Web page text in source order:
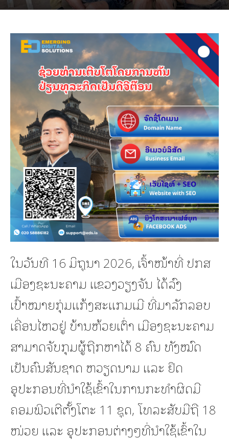
ໃນວັນທີ 16 ມິຖຸນາ 2026, ເຈົ້າໜ້າທີ່ ປກສ
ເມືອງຊະນະຄາມ ແຂວງວຽງຈັນ ໄດ້ລົງ
ເປົ້າໝາຍກຸ່ມແກ້ງສະແກມເມີ ທີ່ມາລັກລອບ
ເຄື່ອນໄຫວຢູ່ ບ້ານຫ້ວຍເຕົ່າ ເມືອງຊະນະຄາມ
ສາມາດຈັບກຸມຜູ້ຖືກຫາໄດ້ 8 ຄົນ ທັງໝົດ
ເປັນຄົນສັນຊາດ ຫວຽດນາມ ແລະ ຢຶດ
ອຸປະກອນທີ່ນຳໃຊ້ເຂົ້າໃນການກະທຳຜິດມີ
ຄອມພີວເຕີຕັ້ງໂຕະ 11 ຊຸດ, ໂທລະສັບມືຖື 18
ໜ່ວຍ ແລະ ອຸປະກອນຕ່າງໆທີ່ນໍາໃຊ້ເຂົ້າໃນ